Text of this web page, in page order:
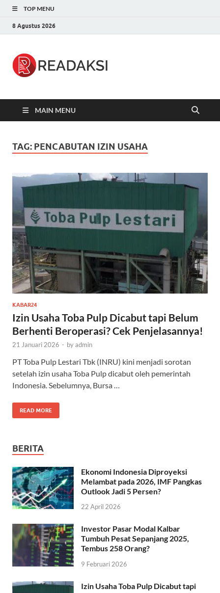
TOP MENU
8 Agustus 2026
MAIN MENU
TAG: PENCABUTAN IZIN USAHA
KABAR24
Izin Usaha Toba Pulp Dicabut tapi Belum
Berhenti Beroperasi? Cek Penjelasannya!
21 Januari 2026 - byadmin
PT Toba Pulp Lestari Tbk (INRU) kini menjadi sorotan
setelah izin usaha Toba Pulp dicabut oleh pemerintah
Indonesia. Sebelumnya, Bursa …
READ MORE
BERITA
Ekonomi Indonesia Diproyeksi
Melambat pada 2026, IMF Pangkas
Outlook Jadi 5 Persen?
22 April 2026
Investor Pasar Modal Kalbar
Tumbuh Pesat Sepanjang 2025,
Tembus 258 Orang?
9 Februari 2026
Izin Usaha Toba Pulp Dicabut tapi